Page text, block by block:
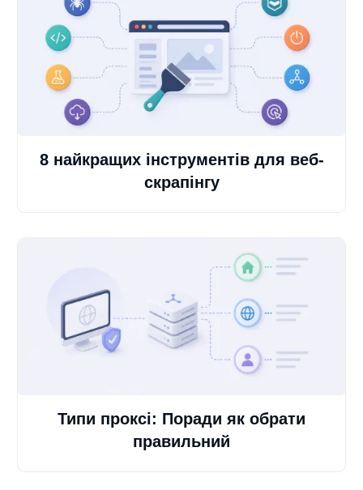
8 найкращих інструментів для веб-
скрапінгу
Типи проксі: Поради як обрати
правильний